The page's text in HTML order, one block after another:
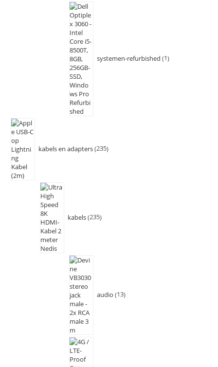
systemen-refurbished 1
kabels en adapters 235
kabels 235
audio 13